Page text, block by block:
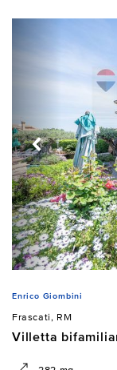
Enrico Giombini
Frascati, RM
Villetta